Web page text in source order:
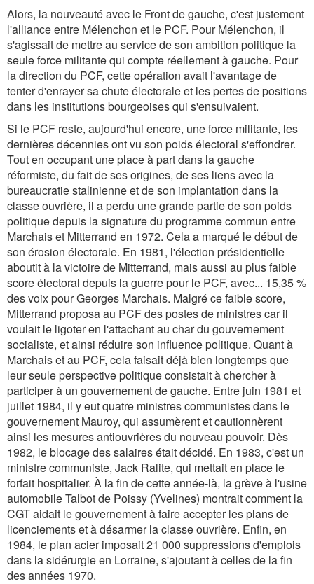
Alors, la nouveauté avec le Front de gauche, c'est justement
l'alliance entre Mélenchon et le PCF. Pour Mélenchon, il
s'agissait de mettre au service de son ambition politique la
seule force militante qui compte réellement à gauche. Pour
la direction du PCF, cette opération avait l'avantage de
tenter d'enrayer sa chute électorale et les pertes de positions
dans les institutions bourgeoises qui s'ensuivaient.
Si le PCF reste, aujourd'hui encore, une force militante, les
dernières décennies ont vu son poids électoral s'effondrer.
Tout en occupant une place à part dans la gauche
réformiste, du fait de ses origines, de ses liens avec la
bureaucratie stalinienne et de son implantation dans la
classe ouvrière, il a perdu une grande partie de son poids
politique depuis la signature du programme commun entre
Marchais et Mitterrand en 1972. Cela a marqué le début de
son érosion électorale. En 1981, l'élection présidentielle
aboutit à la victoire de Mitterrand, mais aussi au plus faible
score électoral depuis la guerre pour le PCF, avec... 15,35 %
des voix pour Georges Marchais. Malgré ce faible score,
Mitterrand proposa au PCF des postes de ministres car il
voulait le ligoter en l'attachant au char du gouvernement
socialiste, et ainsi réduire son influence politique. Quant à
Marchais et au PCF, cela faisait déjà bien longtemps que
leur seule perspective politique consistait à chercher à
participer à un gouvernement de gauche. Entre juin 1981 et
juillet 1984, il y eut quatre ministres communistes dans le
gouvernement Mauroy, qui assumèrent et cautionnèrent
ainsi les mesures antiouvrières du nouveau pouvoir. Dès
1982, le blocage des salaires était décidé. En 1983, c'est un
ministre communiste, Jack Ralite, qui mettait en place le
forfait hospitalier. À la fin de cette année-là, la grève à l'usine
automobile Talbot de Poissy (Yvelines) montrait comment la
CGT aidait le gouvernement à faire accepter les plans de
licenciements et à désarmer la classe ouvrière. Enfin, en
1984, le plan acier imposait 21 000 suppressions d'emplois
dans la sidérurgie en Lorraine, s'ajoutant à celles de la fin
des années 1970.